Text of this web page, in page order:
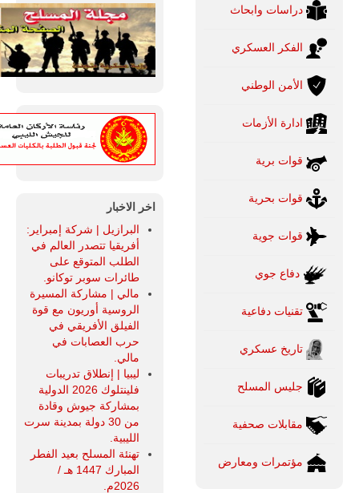
دراسات وابحاث
الفكر العسكري
الأمن الوطني
ادارة الأزمات
قوات برية
قوات بحرية
قوات جوية
دفاع جوي
تقنيات دفاعية
تاريخ عسكري
جليس المسلح
مقابلات صحفية
مؤتمرات ومعارض
اخر الاخبار
البرازيل | شركة إمبراير:
أفريقيا تتصدر العالم في
الطلب المتوقع على
طائرات سوبر توكانو.
مالي | مشاركة المسيرة
الروسية أوريون مع قوة
الفيلق الأفريقي في
حرب العصابات في
مالي.
ليبيا | إنطلاق تدريبات
فلينتلوك 2026 الدولية
بمشاركة جيوش وقادة
من 30 دولة بمدينة سرت
الليبية.
تهنئة المسلح بعيد الفطر
المبارك 1447 هـ /
2026م.